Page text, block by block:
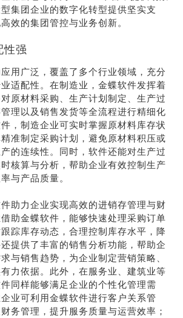
集团企业的数字化转型提供坚实支
效的集团管控与业务创新。
性强
用广泛，覆盖了多个行业领域，充分
适配性。在制造业，金蝶软件发挥着
原材料采购、生产计划制定、生产过
理以及销售发货等全流程进行精细化
，制造企业可实时掌握原材料库存状
准制定采购计划，避免原材料积压或
的连续性。同时，软件还能对生产过
核算与分析，帮助企业有效控制生产
与产品质量。
助力企业实现高效的进销存管理与财
助金蝶软件，能够快速处理采购订单
踪库存动态，合理控制库存水平，降
提供了丰富的销售分析功能，帮助企
与销售趋势，为企业制定营销策略、
力依据。此外，在服务业、建筑业等
同样能够满足企业的个性化管理需
业可利用金蝶软件进行客户关系管
务管理，提升服务质量与运营效率；